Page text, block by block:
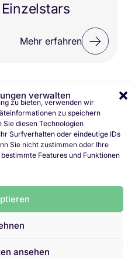
verwalten
zu bieten, verwenden wir
zu speichern
diesen Technologien
Surfverhalten oder eindeutige IDs
Sie nicht zustimmen oder Ihre
Features und Funktionen
ansehen
Mehr erfahren
Zum Anfang